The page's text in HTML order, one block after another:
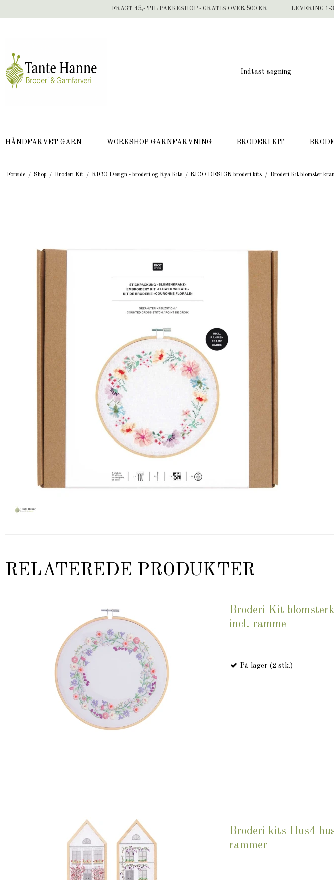
FRAGT 45,- TIL PAKKESHOP - GRATIS OVER 500 KR LEVERING 1-
HÅNDFARVET GARN WORKSHOP GARNFARVNING BRODERI KIT
Forside / Shop / Broderi Kit / RICO Design - broderi og Rya Kits / RICO DESIGN broderi kits / Broderi Kit blomster
RELATEREDE PRODUKTER
Broderi Kit
incl. ramme
På lager (2 stk.)
Broderi kits Hus4
rammer